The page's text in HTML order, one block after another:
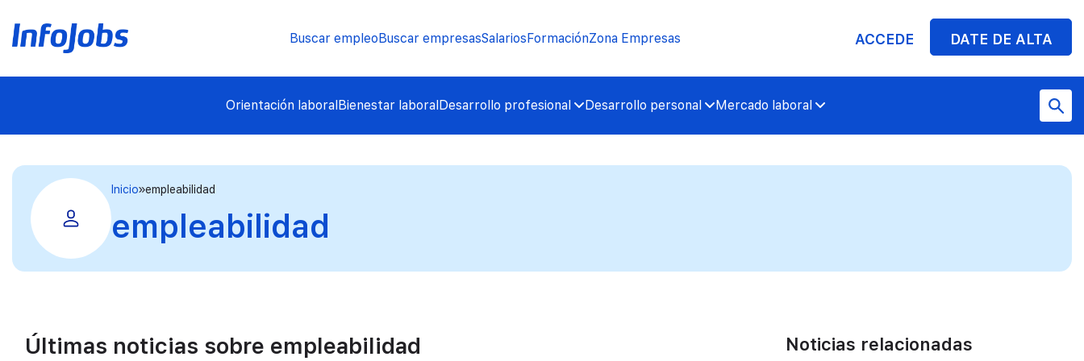
Buscar empleoBuscar empresasSalariosFormaciónZona Empresas ACCEDE DATE DE ALTA
Orientación laboralBienestar laboralDesarrollo profesional Desarrollo personal Mercado laboral
Inicio empleabilidad
empleabilidad
Últimas noticias sobre empleabilidad Noticias relacionadas